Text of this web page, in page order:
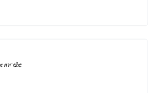
računarske mreže